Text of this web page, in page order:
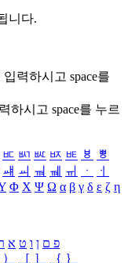
니다.
입력하시고 space를
하시고 space를 누르
ㅳ ㅴ ㅵ ㅶ ㅷ ㅸ
ㅹ
ㆈ ㆉ ㆊ ㆋ ㆌ ㆍ
ㆎ
Φ Χ Ψ Ω α β γ δ ε ζ η
פ ם ן ו ט א
） ［ ］ ｛ ｝